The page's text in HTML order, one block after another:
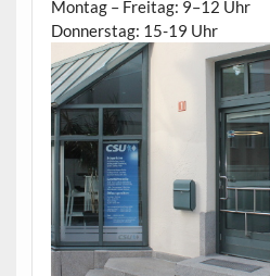
Montag – Freitag: 9–12 Uhr
Donnerstag: 15-19 Uhr